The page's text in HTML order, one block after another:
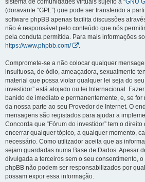
sistema de comunidades virtuais sujeito à “GNU
(doravante “GPL”) que pode ser transferido a
software phpBB apenas facilita discussões
não é responsável pelo conteúdo que nós
pela conduta permitida. Para mais informações
https://www.phpbb.com/
Compromete-se a não colocar qualquer
insultuosa, de ódio, ameaçadora, sexualmente
material que possa violar qualquer lei seja do
investidor” está alojado ou lei Internacional.
banido de imediato e permanentemente, e, se
da nossa parte ao seu Provedor de Internet. O
mensagens são registados para ajudar a
Concorda que “Fórum do investidor” tem o
encerrar qualquer tópico, a qualquer momento,
necessário. Como utilizador aceita que as
sejam guardadas numa Base de Dados. Apesar
divulgada a terceiros sem o seu consentimento, o
phpBB não podem ser responsabilizados por
possam expor essa informação.